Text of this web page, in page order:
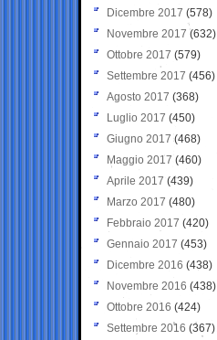
Dicembre 2017 (578)
Novembre 2017 (632)
Ottobre 2017 (579)
Settembre 2017 (456)
Agosto 2017 (368)
Luglio 2017 (450)
Giugno 2017 (468)
Maggio 2017 (460)
Aprile 2017 (439)
Marzo 2017 (480)
Febbraio 2017 (420)
Gennaio 2017 (453)
Dicembre 2016 (438)
Novembre 2016 (438)
Ottobre 2016 (424)
Settembre 2016 (367)